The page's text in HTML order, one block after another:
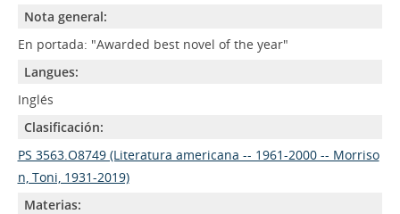
Nota general:
En portada: "Awarded best novel of the year"
Langues:
Inglés
Clasificación:
PS 3563.O8749 (Literatura americana -- 1961-2000 -- Morriso
n, Toni, 1931-2019)
Materias: